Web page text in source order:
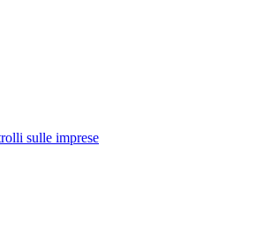
sulle imprese